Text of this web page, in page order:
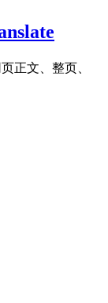
正文、整页、